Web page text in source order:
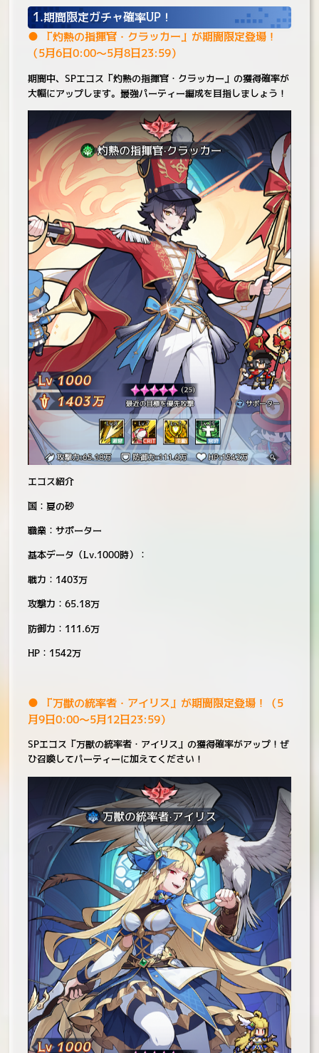
1.期間限定ガチャ確率UP！
● 「灼熱の指揮官・クラッカー」が期間限定登場！
（5月6日0:00～5月8日23:59）
期間中、SPエコス「灼熱の指揮官・クラッカー」の獲得確率が
大幅にアップします。最強パーティー編成を目指しましょう！
エコス紹介
国：夏の砂
職業：サポーター
基本データ（Lv.1000時）：
戦力：1403万
攻撃力：65.18万
防御力：111.6万
HP：1542万
● 「万獣の統率者・アイリス」が期間限定登場！（5
月9日0:00～5月12日23:59）
SPエコス「万獣の統率者・アイリス」の獲得確率がアップ！ぜ
ひ召喚してパーティーに加えてください！